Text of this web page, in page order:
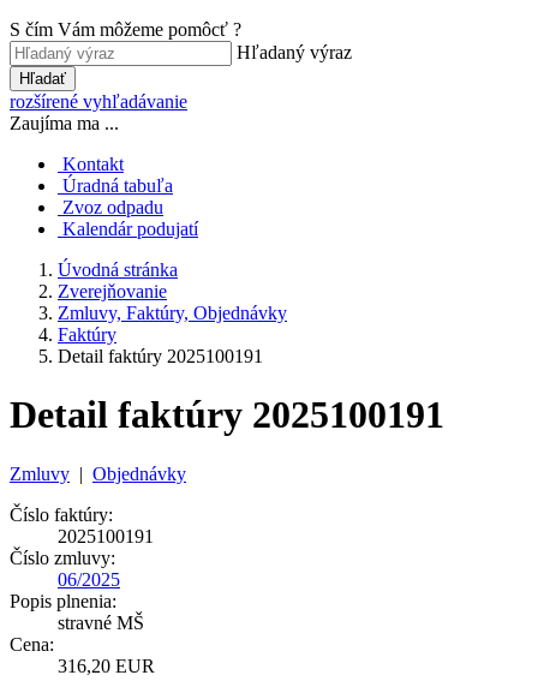
S čím Vám môžeme pomôcť ?
Hľadaný výraz
Hľadať
rozšírené vyhľadávanie
Zaujíma ma ...
Kontakt
Úradná tabuľa
Zvoz odpadu
Kalendár podujatí
Úvodná stránka
Zverejňovanie
Zmluvy, Faktúry, Objednávky
Faktúry
Detail faktúry 2025100191
Detail faktúry 2025100191
Zmluvy | Objednávky
Číslo faktúry:
2025100191
Číslo zmluvy:
06/2025
Popis plnenia:
stravné MŠ
Cena:
316,20 EUR